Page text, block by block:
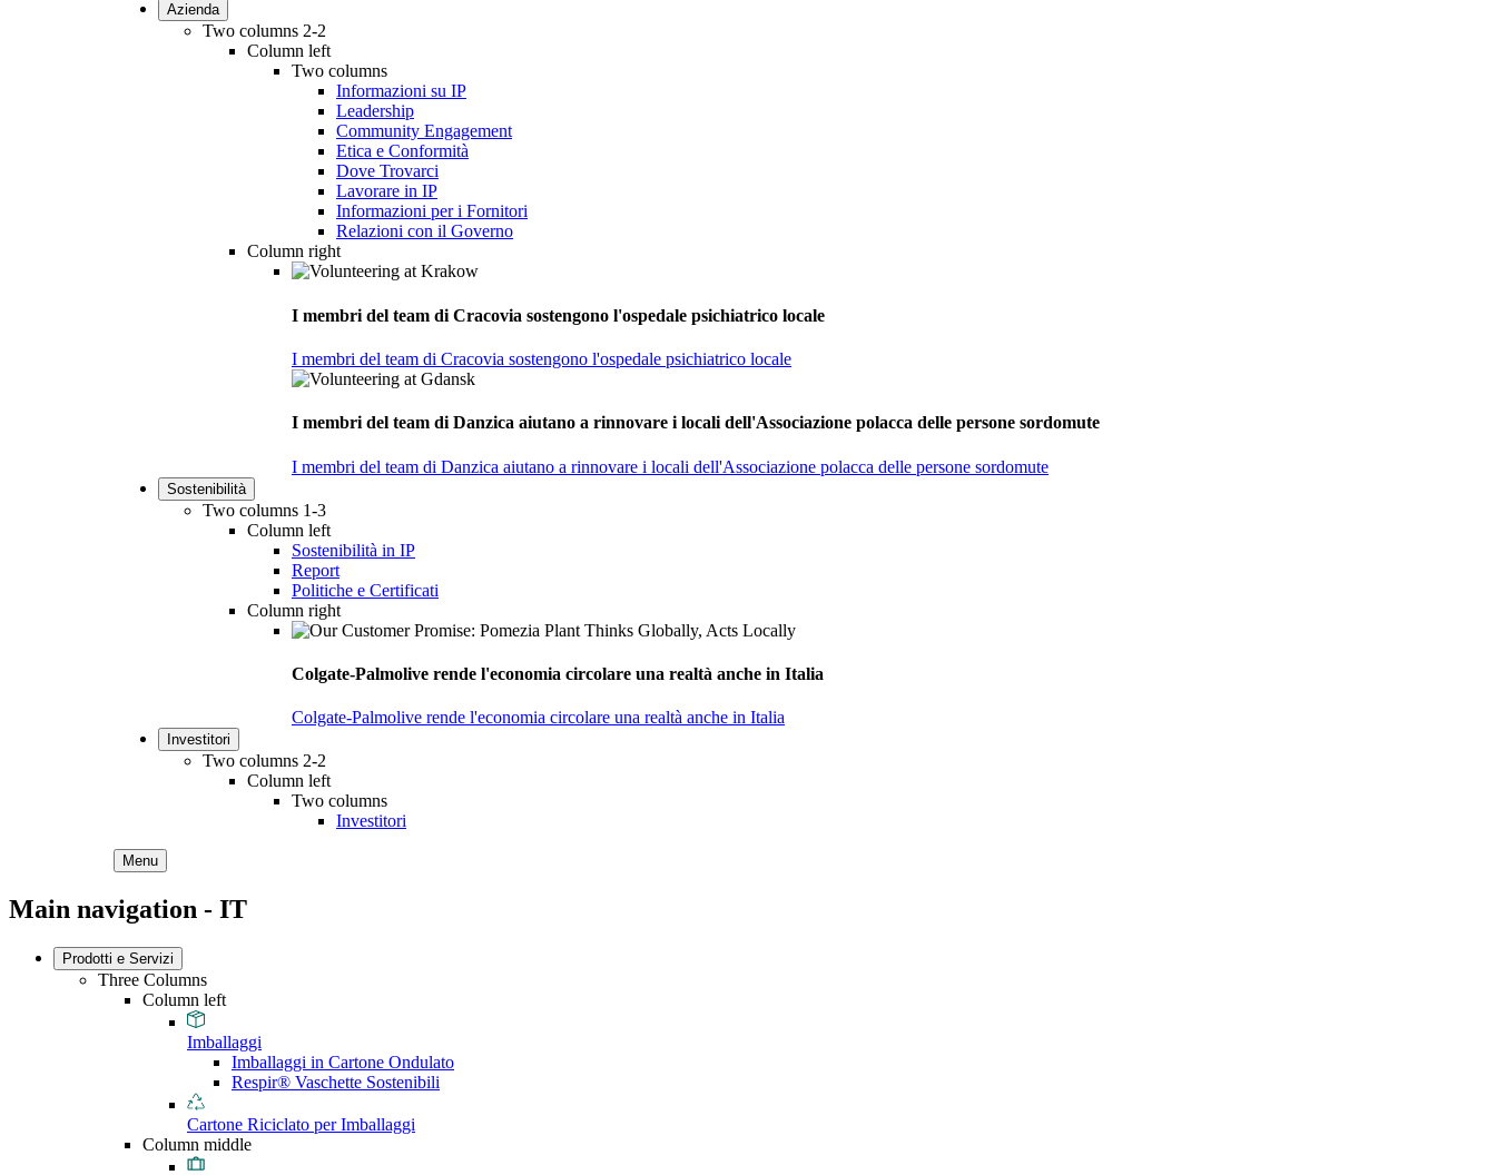
Azienda
Two columns 2-2
Column left
Two columns
Informazioni su IP
Leadership
Community Engagement
Etica e Conformità
Dove Trovarci
Lavorare in IP
Informazioni per i Fornitori
Relazioni con il Governo
Column right
I membri del team di Cracovia sostengono l'ospedale psichiatrico locale
I membri del team di Cracovia sostengono l'ospedale psichiatrico locale
I membri del team di Danzica aiutano a rinnovare i locali dell'Associazione polacca delle persone sordomute
I membri del team di Danzica aiutano a rinnovare i locali dell'Associazione polacca delle persone sordomute
Sostenibilità
Two columns 1-3
Column left
Sostenibilità in IP
Report
Politiche e Certificati
Column right
Colgate-Palmolive rende l'economia circolare una realtà anche in Italia
Colgate-Palmolive rende l'economia circolare una realtà anche in Italia
Investitori
Two columns 2-2
Column left
Two columns
Investitori
Menu
Main navigation - IT
Prodotti e Servizi
Three Columns
Column left
Imballaggi
Imballaggi in Cartone Ondulato
Respir® Vaschette Sostenibili
Cartone Riciclato per Imballaggi
Column middle